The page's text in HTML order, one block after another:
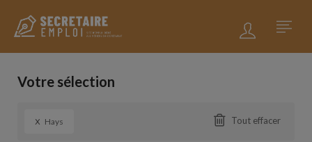
Votre sélection
x Hays Tout effacer